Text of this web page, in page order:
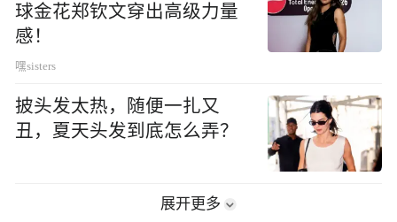
球金花郑钦文穿出高级力量
感！
嘿sisters
披头发太热，随便一扎又
丑，夏天头发到底怎么弄？
展开更多